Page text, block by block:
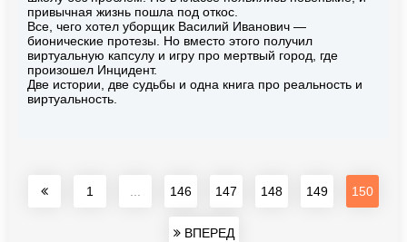
привычная жизнь пошла под откос.
Все, чего хотел уборщик Василий Иванович —
бионические протезы. Но вместо этого получил
виртуальную капсулу и игру про мертвый город, где
произошел Инцидент.
Две истории, две судьбы и одна книга про реальность и
виртуальность.
1 ... 146 147 148 149 150
ВПЕРЕД